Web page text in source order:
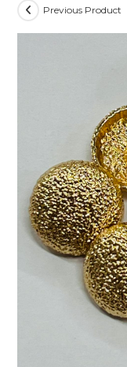
Previous Product